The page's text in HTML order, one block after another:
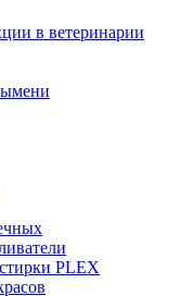
в ветеринарии
PLEX